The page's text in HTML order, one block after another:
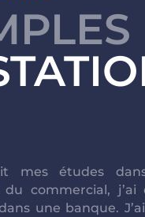
mes études
commercial, j’ai
une banque.